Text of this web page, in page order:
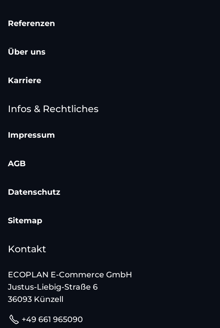
Referenzen
Über uns
Karriere
Infos & Rechtliches
Impressum
AGB
Datenschutz
Sitemap
Kontakt
ECOPLAN E-Commerce GmbH
Justus-Liebig-Straße 6
36093 Künzell
+49 661 965090